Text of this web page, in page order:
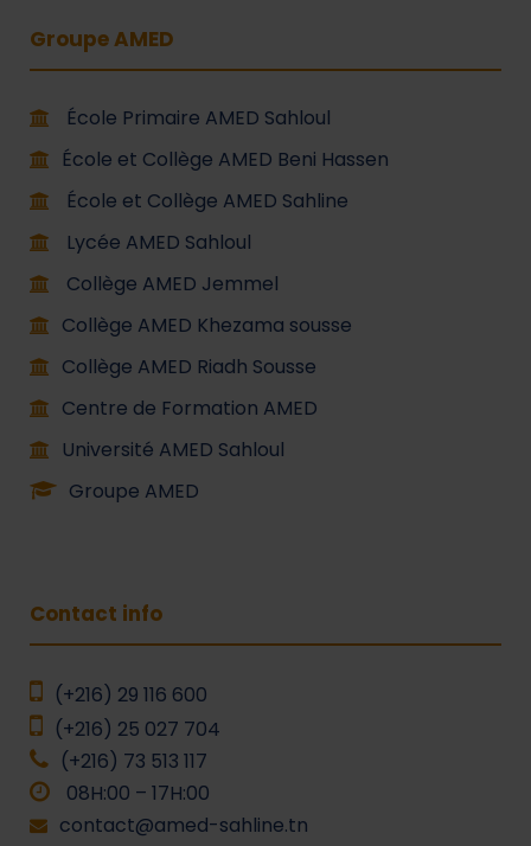
Groupe AMED
École Primaire AMED Sahloul
École et Collège AMED Beni Hassen
École et Collège AMED Sahline
Lycée AMED Sahloul
Collège AMED Jemmel
Collège AMED Khezama sousse
Collège AMED Riadh Sousse
Centre de Formation AMED
Université AMED Sahloul
Groupe AMED
Contact info
(+216) 29 116 600
(+216) 25 027 704
(+216) 73 513 117
08H:00 – 17H:00
contact@amed-sahline.tn